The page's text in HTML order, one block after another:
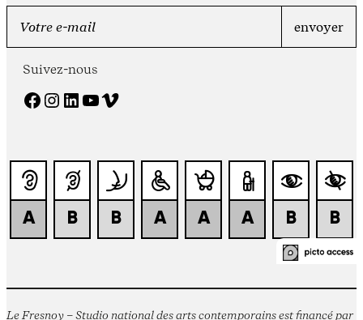
Suivez-nous
Facebook Instagram LinkedIn YouTube Vimeo
Le Fresnoy – Studio national des arts contemporains est financé par